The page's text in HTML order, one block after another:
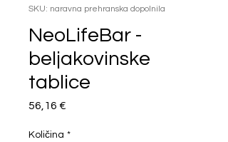
SKU: naravna prehranska dopolnila
NeoLifeBar -
beljakovinske
tablice
56,16 €
Količina *